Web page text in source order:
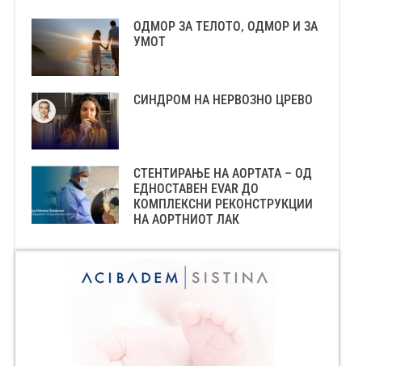
ОДМОР ЗА ТЕЛОТО, ОДМОР И ЗА
УМОТ
СИНДРОМ НА НЕРВОЗНО ЦРЕВО
СТЕНТИРАЊЕ НА АОРТАТА – ОД
ЕДНОСТАВЕН EVAR ДО
КОМПЛЕКСНИ РЕКОНСТРУКЦИИ
НА АОРТНИОТ ЛАК